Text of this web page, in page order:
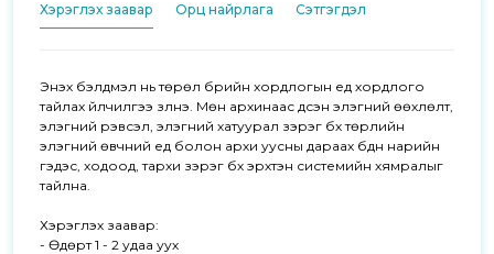
Хэрэглэх заавар Орц найрлага Сэтгэгдэл
Энэхүү бэлдмэл нь төрөл бүрийн хордлогын үед хордлого
тайлах үйлчилгээ үзүүлнэ. Мөн архинаас үүдсэн элэгний өөхлөлт,
элэгний үрэвсэл, элэгний хатуурал зэрэг бүх төрлийн
элэгний өвчний үед болон архи уусны дараах бүдүүн нарийн
гэдэс, ходоод, тархи зэрэг бүх эрхтэн системийн хямралыг
тайлна.
Хэрэглэх заавар:
- Өдөрт 1 - 2 удаа уух